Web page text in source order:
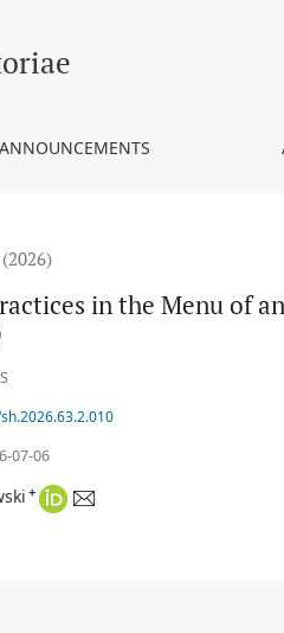
Lady from 1771 to 1780
ANNOUNCEMENTS
in the Menu of
07-06
+